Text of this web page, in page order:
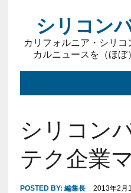
シリコン
カリフォルニア・シリ
カルニュースを（ほぼ
シリコン
テク企業
POSTED BY: 編集長 2013年2月